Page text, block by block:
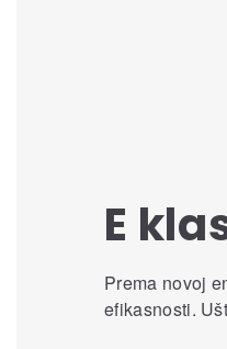
E
Prema novoj
efikasnosti.